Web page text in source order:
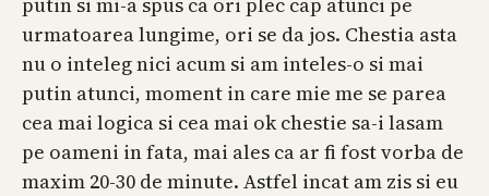
urmatoarea lungime, ori se da jos. Chestia asta
nu o inteleg nici acum si am inteles-o si mai
putin atunci, moment in care mie me se parea
cea mai logica si cea mai ok chestie sa-i lasam
pe oameni in fata, mai ales ca ar fi fost vorba de
maxim 20-30 de minute. Astfel incat am zis si eu